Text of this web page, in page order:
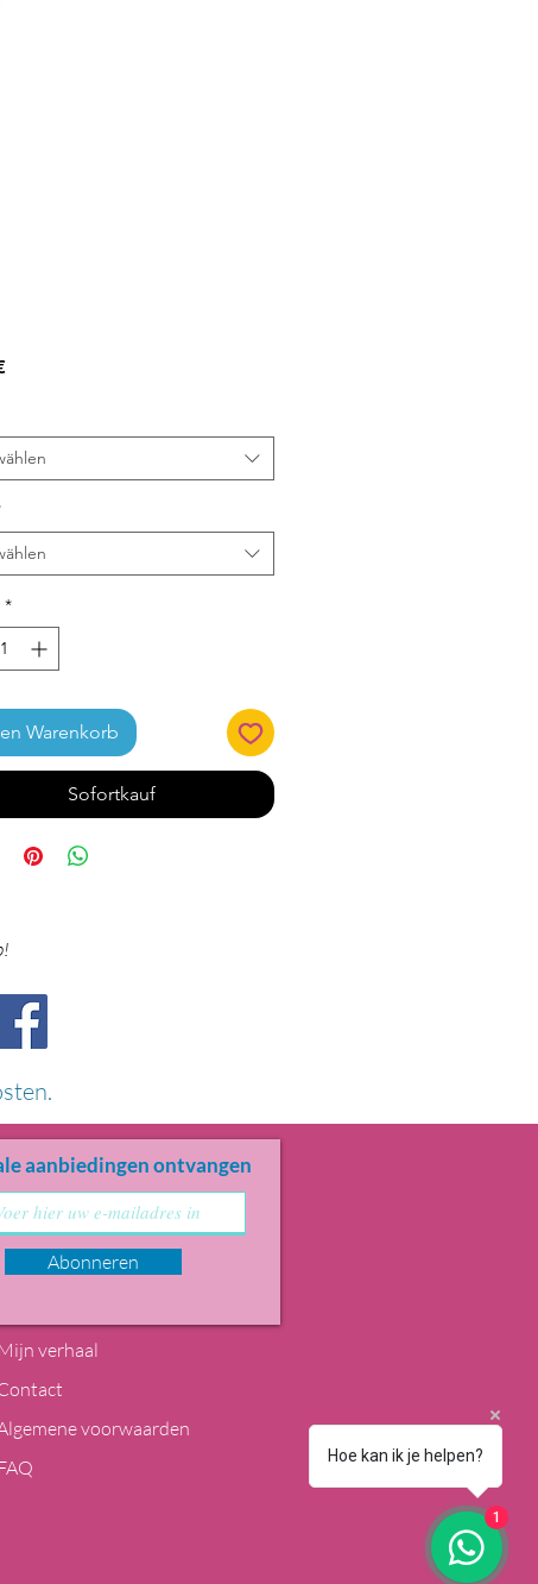
Preis
*
Warenkorb
Sofortkauf
aanbiedingen ontvangen
Abonneren
verhaal
voorwaarden
Hoe kan ik je helpen?
1